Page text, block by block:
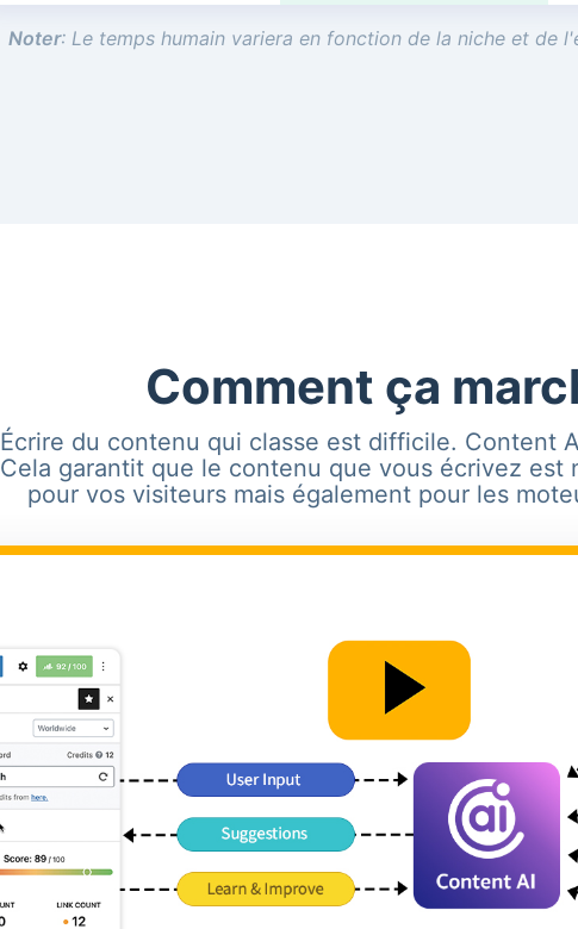
Noter: Le temps humain variera en fonction de la niche et de
Comment ça
Écrire du contenu qui classe est difficile. Content
Cela garantit que le contenu que vous écrivez est
pour vos visiteurs mais également pour les